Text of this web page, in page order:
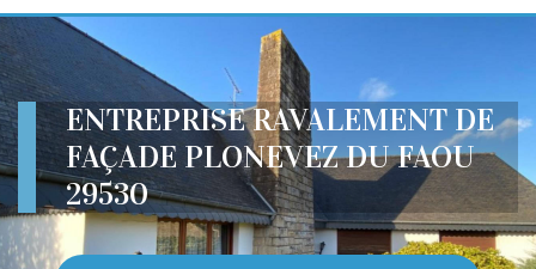
ENTREPRISE RAVALEMENT DE
FAÇADE PLONEVEZ DU FAOU
29530